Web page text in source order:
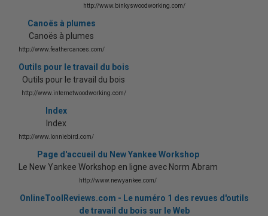
http://www.binkyswoodworking.com/
Canoës à plumes
Canoës à plumes
http://www.feathercanoes.com/
Outils pour le travail du bois
Outils pour le travail du bois
http://www.internetwoodworking.com/
Index
Index
http://www.lonniebird.com/
Page d'accueil du New Yankee Workshop
Le New Yankee Workshop en ligne avec Norm Abram
http://www.newyankee.com/
OnlineToolReviews.com - Le numéro 1 des revues d'outils
de travail du bois sur le Web